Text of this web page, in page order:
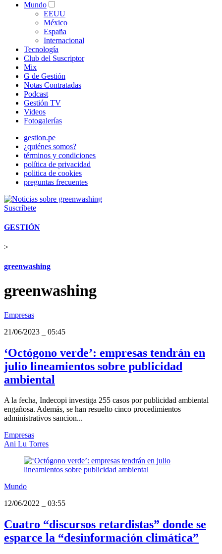
Mundo
EEUU
México
España
Internacional
Tecnología
Club del Suscriptor
Mix
G de Gestión
Notas Contratadas
Podcast
Gestión TV
Videos
Fotogalerías
gestion.pe
¿quiénes somos?
términos y condiciones
política de privacidad
politica de cookies
preguntas frecuentes
Suscríbete
GESTIÓN
>
greenwashing
greenwashing
Empresas
21/06/2023
05:45
‘Octógono verde’: empresas tendrán en
julio lineamientos sobre publicidad
ambiental
A la fecha, Indecopi investiga 255 casos por publicidad ambiental
engañosa. Además, se han resuelto cinco procedimientos
administrativos sancion...
Empresas
Ani Lu Torres
Mundo
12/06/2022
03:55
Cuatro “discursos retardistas” donde se
esparce la “desinformación climática”